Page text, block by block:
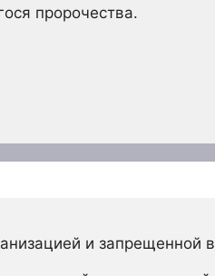
пророчества.
и запрещенной в